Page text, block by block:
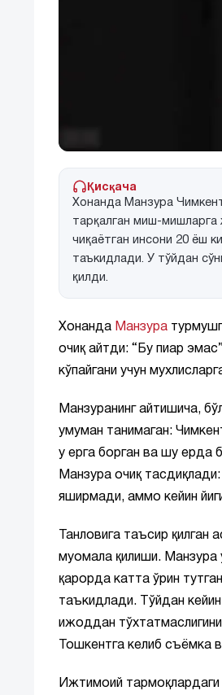
Қисқача
Хонанда Манзура
тарқалган миш-мишларга
чиқаётган инсони 20 ёш
таъкидлади. У тўйдан
қилди.
Хонанда Манзура
очиқ айтди: “Бу пиар
кўпайгани учун
Манзуранинг айтишича,
умуман танимаган:
у ерга борган ва шу ерда
Манзура очиқ
яширмади, аммо кейин
Танловига таъсир
муомала қилиши. Манзура
қарорда катта ўрин
таъкидлади. Тўйдан
ижоддан тўхтатмаслигини
Тошкентга келиб съёмка
Ижтимоий тармоқлардаги